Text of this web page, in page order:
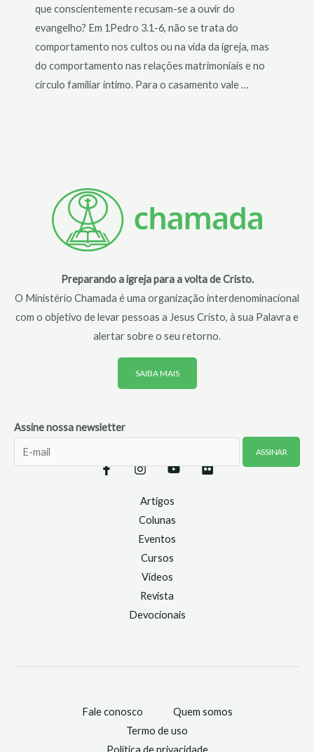
que conscientemente recusam-se a ouvir do
evangelho? Em 1Pedro 3.1-6, não se trata do
comportamento nos cultos ou na vida da igreja, mas
do comportamento nas relações matrimoniais e no
círculo familiar íntimo. Para o casamento vale …
Preparando a igreja para a volta de Cristo.
O Ministério Chamada é uma organização interdenominacional
com o objetivo de levar pessoas a Jesus Cristo, à sua Palavra e
alertar sobre o seu retorno.
SAIBA MAIS
Assine nossa newsletter
Artigos
Colunas
Eventos
Cursos
Vídeos
Revista
Devocionais
Fale conosco
Quem somos
Termo de uso
Política de privacidade